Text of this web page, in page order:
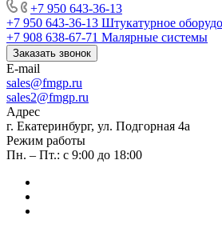
+7 950 643-36-13
+7 950 643-36-13 Штукатурное
+7 908 638-67-71 Малярные системы
Заказать звонок
E-mail
sales@fmgp.ru
sales2@fmgp.ru
Адрес
г. Екатеринбург, ул. Подгорная 4а
Режим работы
Пн. – Пт.: с 9:00 до 18:00